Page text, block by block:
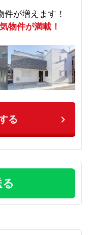
が増えます！
物件が満載！
る